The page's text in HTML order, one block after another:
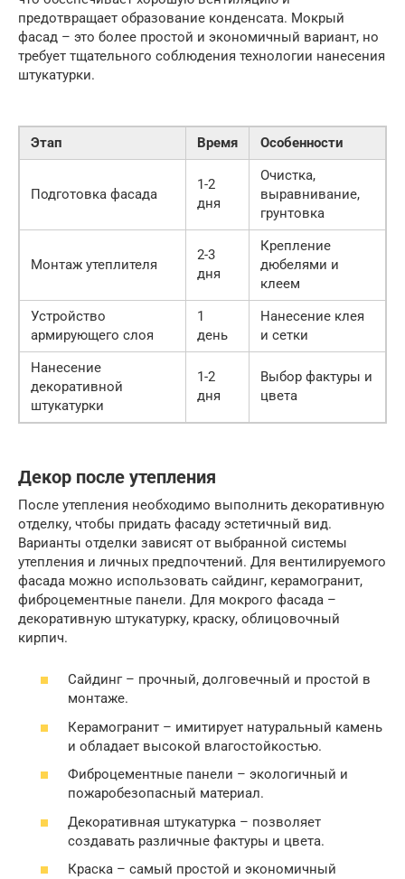
предотвращает образование конденсата. Мокрый
фасад – это более простой и экономичный вариант, но
требует тщательного соблюдения технологии нанесения
штукатурки.
Этап Время Особенности
Подготовка фасада
1-2
дня
Очистка,
выравнивание,
грунтовка
Монтаж утеплителя
2-3
дня
Крепление
дюбелями и
клеем
Устройство
армирующего слоя
1
день
Нанесение клея
и сетки
Нанесение
декоративной
штукатурки
1-2
дня
Выбор фактуры и
цвета
Декор после утепления
После утепления необходимо выполнить декоративную
отделку, чтобы придать фасаду эстетичный вид.
Варианты отделки зависят от выбранной системы
утепления и личных предпочтений. Для вентилируемого
фасада можно использовать сайдинг, керамогранит,
фиброцементные панели. Для мокрого фасада –
декоративную штукатурку, краску, облицовочный
кирпич.
Сайдинг – прочный, долговечный и простой в
монтаже.
Керамогранит – имитирует натуральный камень
и обладает высокой влагостойкостью.
Фиброцементные панели – экологичный и
пожаробезопасный материал.
Декоративная штукатурка – позволяет
создавать различные фактуры и цвета.
Краска – самый простой и экономичный